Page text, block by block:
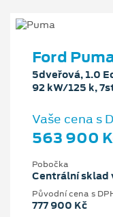
Ford
5dveřová, 1.0
92 kW/125 k,
Vaše cena s
563 900
Pobočka
Centrální sklad
Původní cena s
777 900 Kč